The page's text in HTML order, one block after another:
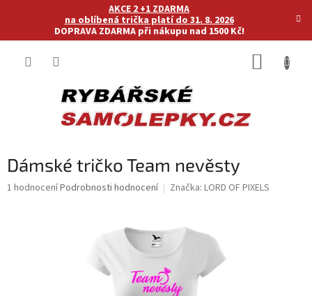
AKCE 2 +1 ZDARMA
na oblíbená trička platí do 31. 8. 2026
DOPRAVA ZDARMA při nákupu nad 1500 Kč!
Dámské tričko Team nevěsty
Průměrné
1 hodnoceníPodrobnosti hodnocení Značka: LORD OF PIXELS